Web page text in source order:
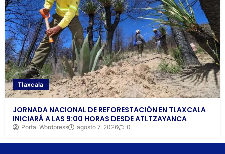
Tlaxcala
JORNADA NACIONAL DE REFORESTACIÓN EN TLAXCALA
INICIARÁ A LAS 9:00 HORAS DESDE ATLTZAYANCA
Portal Wordpress agosto 7, 2026 0